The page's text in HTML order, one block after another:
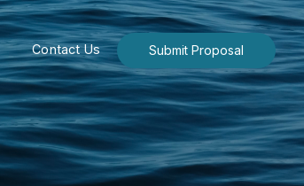
Contact Us Submit Proposal